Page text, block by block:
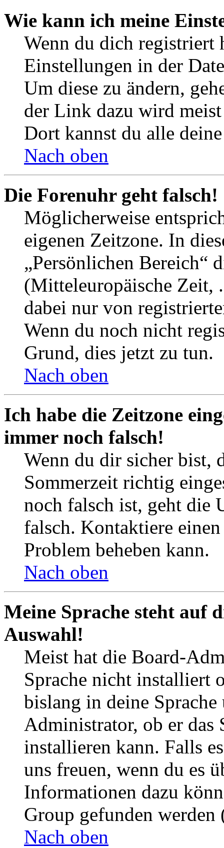
Wie kann ich meine
Wenn du dich registriert
Einstellungen in der
Um diese zu ändern,
der Link dazu wird
Dort kannst du alle
Nach oben
Die Forenuhr geht falsch!
Möglicherweise
eigenen Zeitzone. In
„Persönlichen Bereich“
(Mitteleuropäische Zeit,
dabei nur von
Wenn du noch nicht
Grund, dies jetzt zu tun.
Nach oben
Ich habe die Zeitzone
immer noch falsch!
Wenn du dir sicher bist,
Sommerzeit richtig
noch falsch ist, geht die
falsch. Kontaktiere
Problem beheben kann.
Nach oben
Meine Sprache steht auf
Auswahl!
Meist hat die Board-
Sprache nicht installiert
bislang in deine
Administrator, ob er das
installieren kann. Falls
uns freuen, wenn du es
Informationen dazu
Group gefunden
Nach oben